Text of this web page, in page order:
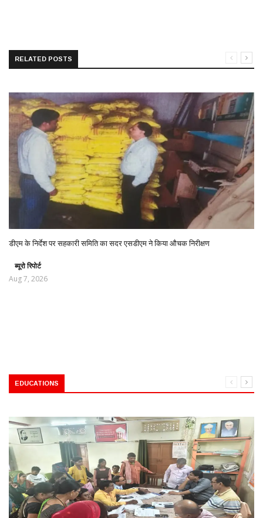
RELATED POSTS
डीएम के निर्देश पर सहकारी समिति का सदर एसडीएम ने किया औचक निरीक्षण
ब्यूरो रिपोर्ट
Aug 7, 2026
EDUCATIONS